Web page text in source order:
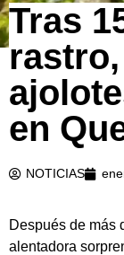
Tras
en
NOTICIAS
Después de más
alentadora